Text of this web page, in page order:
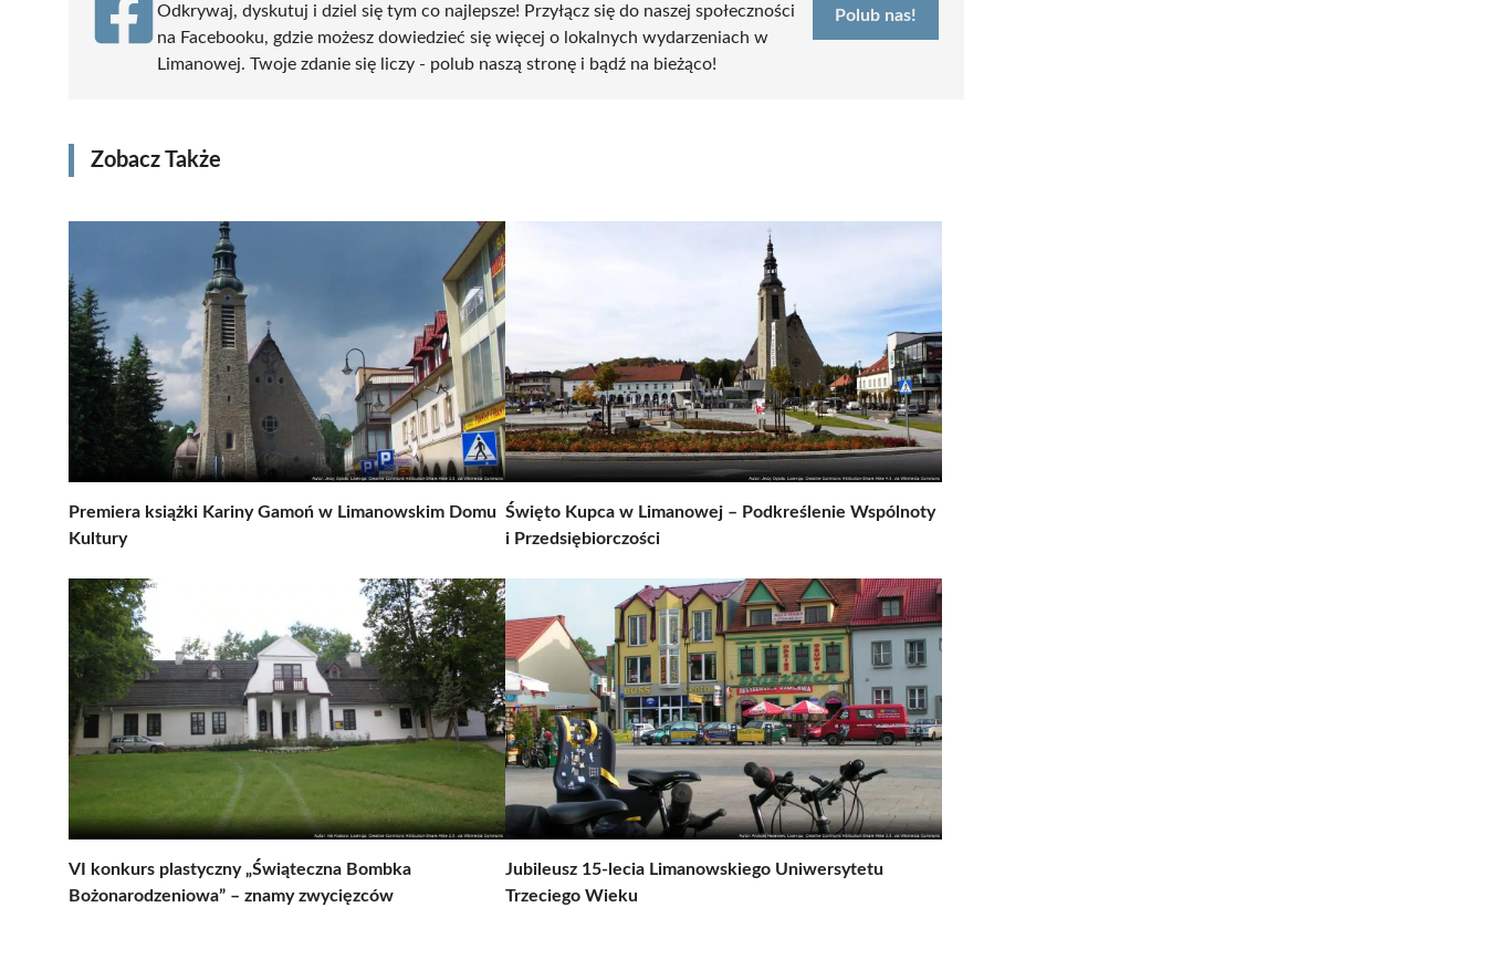
Odkrywaj, dyskutuj i dziel się tym co najlepsze! Przyłącz się do naszej społeczności
na Facebooku, gdzie możesz dowiedzieć się więcej o lokalnych wydarzeniach w
Limanowej. Twoje zdanie się liczy - polub naszą stronę i bądź na bieżąco!
Polub nas!
Zobacz Także
Premiera książki Kariny Gamoń w Limanowskim Domu
Kultury
Święto Kupca w Limanowej – Podkreślenie Wspólnoty
i Przedsiębiorczości
VI konkurs plastyczny „Świąteczna Bombka
Bożonarodzeniowa” – znamy zwycięzców
Jubileusz 15-lecia Limanowskiego Uniwersytetu
Trzeciego Wieku